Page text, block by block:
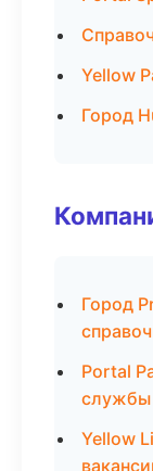
Yellow
Город
Город
Portal
службы
Yellow